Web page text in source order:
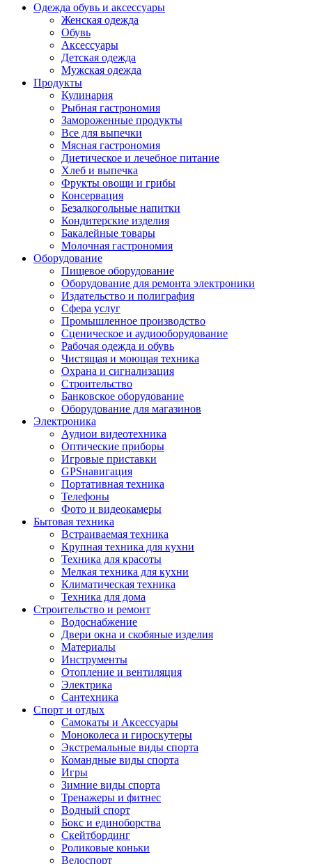
Одежда обувь и аксессуары
Женская одежда
Обувь
Аксессуары
Детская одежда
Мужская одежда
Продукты
Кулинария
Рыбная гастрономия
Замороженные продукты
Все для выпечки
Мясная гастрономия
Диетическое и лечебное питание
Хлеб и выпечка
Фрукты овощи и грибы
Консервация
Безалкогольные напитки
Кондитерские изделия
Бакалейные товары
Молочная гастрономия
Оборудование
Пищевое оборудование
Оборудование для ремонта электроники
Издательство и полиграфия
Сфера услуг
Промышленное производство
Сценическое и аудиооборудование
Рабочая одежда и обувь
Чистящая и моющая техника
Охрана и сигнализация
Строительство
Банковское оборудование
Оборудование для магазинов
Электроника
Аудиои видеотехника
Оптические приборы
Игровые приставки
GPSнавигация
Портативная техника
Телефоны
Фото и видеокамеры
Бытовая техника
Встраиваемая техника
Крупная техника для кухни
Техника для красоты
Мелкая техника для кухни
Климатическая техника
Техника для дома
Строительство и ремонт
Водоснабжение
Двери окна и скобяные изделия
Материалы
Инструменты
Отопление и вентиляция
Электрика
Сантехника
Спорт и отдых
Самокаты и Аксессуары
Моноколеса и гироскутеры
Экстремальные виды спорта
Командные виды спорта
Игры
Зимние виды спорта
Тренажеры и фитнес
Водный спорт
Бокс и единоборства
Скейтбординг
Роликовые коньки
Велоспорт